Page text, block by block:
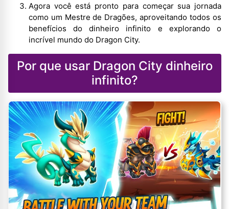
Agora você está pronto para começar sua jornada
como um Mestre de Dragões, aproveitando todos os
benefícios do dinheiro infinito e explorando o
incrível mundo do Dragon City.
Por que usar Dragon City dinheiro
infinito?